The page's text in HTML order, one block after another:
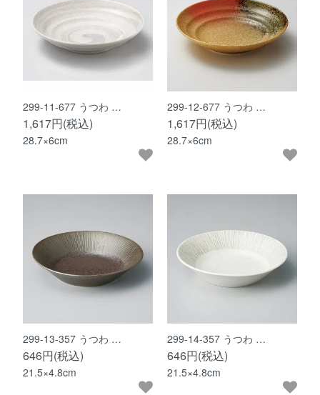
299-11-677 うつわ …
1,617円(税込)
28.7×6cm
299-12-677 うつわ …
1,617円(税込)
28.7×6cm
299-13-357 うつわ …
646円(税込)
21.5×4.8cm
299-14-357 うつわ …
646円(税込)
21.5×4.8cm